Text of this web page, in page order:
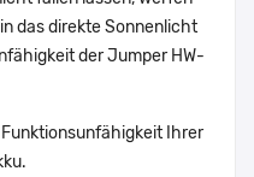
das direkte Sonnenlicht
der Jumper HW-
Ihrer